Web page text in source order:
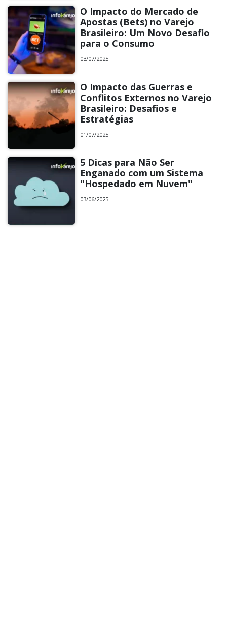
O Impacto do Mercado de
Apostas (Bets) no Varejo
Brasileiro: Um Novo Desafio
para o Consumo
03/07/2025
O Impacto das Guerras e
Conflitos Externos no Varejo
Brasileiro: Desafios e
Estratégias
01/07/2025
5 Dicas para Não Ser
Enganado com um Sistema
"Hospedado em Nuvem"
03/06/2025